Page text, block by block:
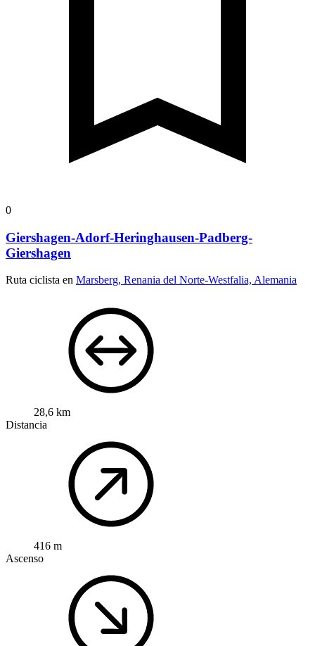
0
Giershagen-Adorf-Heringhausen-Padberg-
Giershagen
Ruta ciclista en Marsberg, Renania del Norte-Westfalia, Alemania
28,6 km
Distancia
416 m
Ascenso